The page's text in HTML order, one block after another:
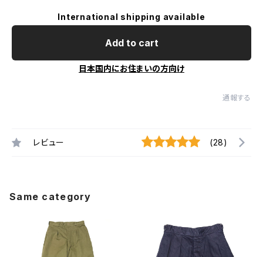
International shipping available
Add to cart
日本国内にお住まいの方向け
通報する
レビュー (28)
Same category